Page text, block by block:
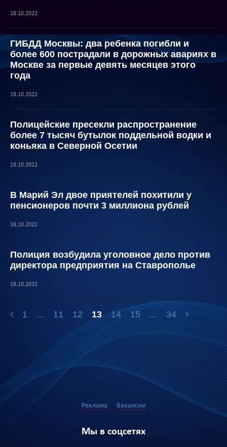
18.10.2022
ГИБДД Москвы: два ребенка погибли и
более 600 пострадали в дорожных авариях в
Москве за первые девять месяцев этого
года
18.10.2022
Полицейские пресекли распространение
более 7 тысяч бутылок поддельной водки и
коньяка в Северной Осетии
18.10.2022
В Марий Эл двое приятелей похитили у
пенсионеров почти 3 миллиона рублей
18.10.2022
Полиция возбудила уголовное дело против
директора предприятия на Ставрополье
18.10.2022
1 ... 11 12 13 14 15 ... 34
Реклама Вакансии
Мы в соцсетях